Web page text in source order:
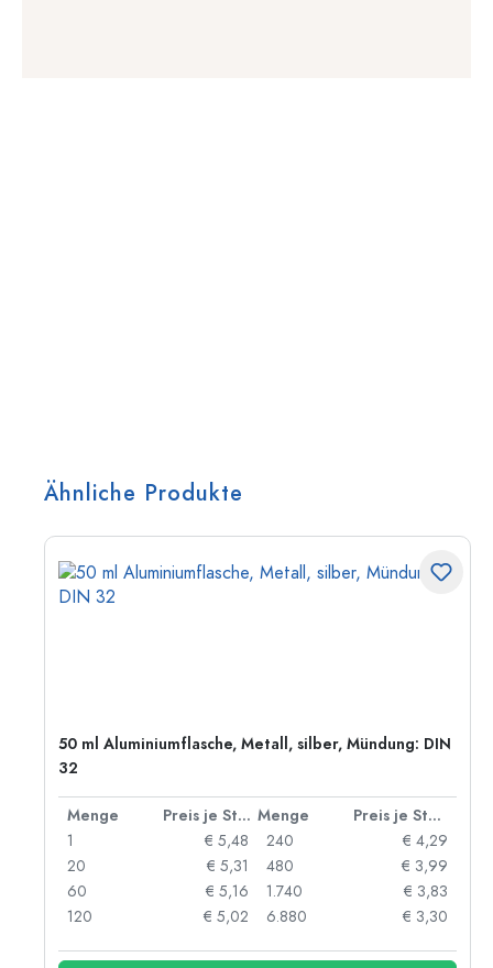
Ähnliche Produkte
50 ml Aluminiumflasche, Metall, silber, Mündung: DIN
32
Menge Preis je Stück Menge
Preis je Stück
1
€ 5,48
20
€ 5,31
60
€ 5,16
120
€ 5,02
240
€ 4,29
480
€ 3,99
1.740
€ 3,83
6.880
€ 3,30